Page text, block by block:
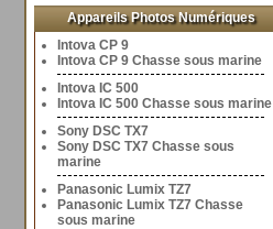
Appareils Photos Numériques
Intova CP 9
Intova CP 9 Chasse sous marine
Intova IC 500
Intova IC 500 Chasse sous marine
Sony DSC TX7
Sony DSC TX7 Chasse sous
marine
Panasonic Lumix TZ7
Panasonic Lumix TZ7 Chasse
sous marine